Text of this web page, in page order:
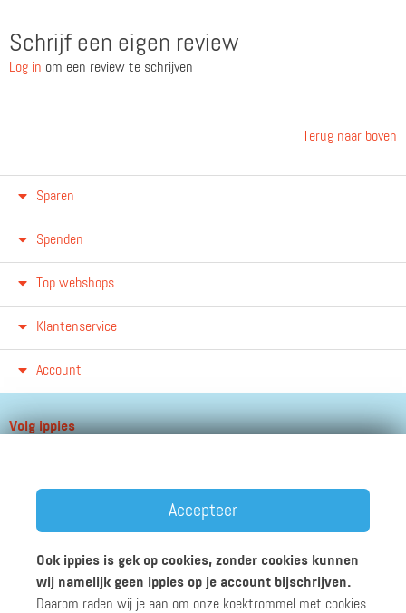
Schrijf een eigen review
Log in om een review te schrijven
Terug naar boven
Sparen
Spenden
Top webshops
Klantenservice
Account
Volg ippies
Accepteer
Ook ippies is gek op cookies, zonder cookies kunnen
wij namelijk geen ippies op je account bijschrijven.
Daarom raden wij je aan om onze koektrommel met cookies